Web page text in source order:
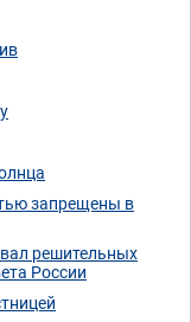
запрещены в
решительных
России